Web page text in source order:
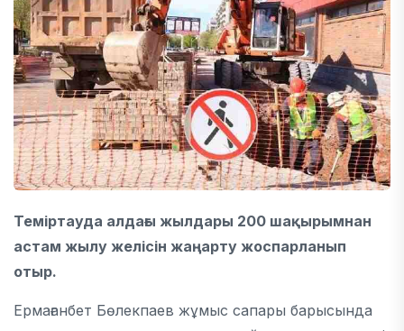
Теміртауда алдағы жылдары 200 шақырымнан
астам жылу желісін жаңарту жоспарланып
отыр.
Ермағанбет Бөлекпаев жұмыс сапары барысында